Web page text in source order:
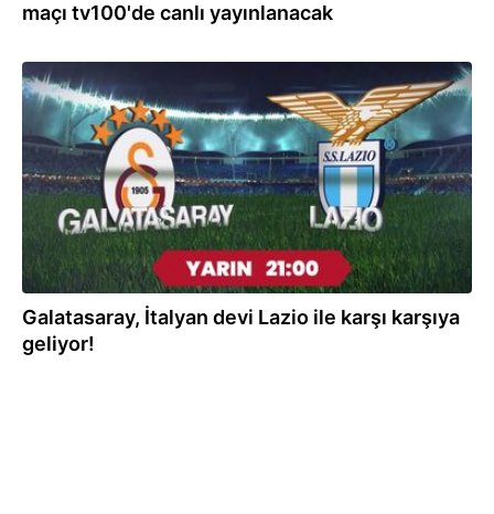
maçı tv100'de canlı yayınlanacak
01.08.2025
Galatasaray, İtalyan devi Lazio ile karşı karşıya
geliyor!